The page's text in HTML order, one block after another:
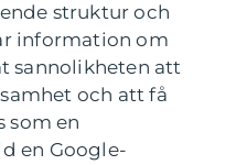
struktur och
information om
sannolikheten att
och att få
som en
en Google-